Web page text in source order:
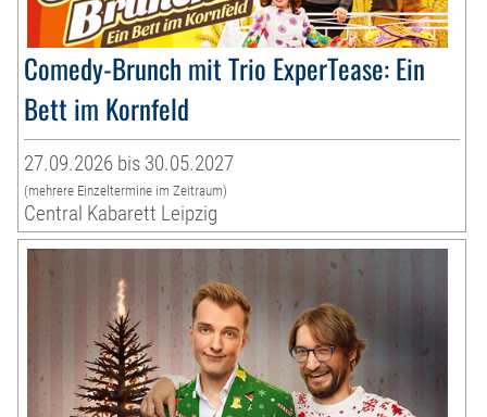
Comedy-Brunch mit Trio ExperTease: Ein
Bett im Kornfeld
27.09.2026 bis 30.05.2027
(mehrere Einzeltermine im Zeitraum)
Central Kabarett Leipzig